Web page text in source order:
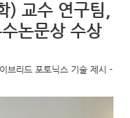
) 교수 연구팀,
논문상 수상
브리드 포토닉스 기술 제시 -